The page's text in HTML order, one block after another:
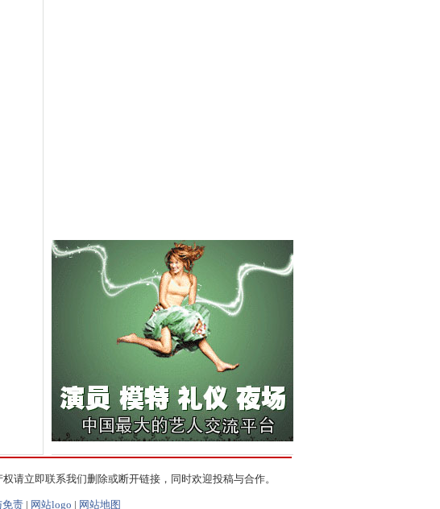
请立即联系我们删除或断开链接，同时欢迎投稿与合作。
免责 | 网站logo | 网站地图